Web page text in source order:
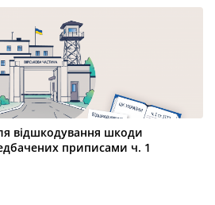
відшкодування шкоди
приписами ч. 1